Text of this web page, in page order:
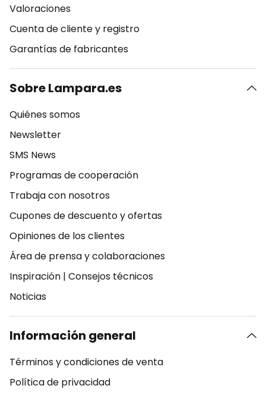
Valoraciones
Cuenta de cliente y registro
Garantías de fabricantes
Sobre Lampara.es
Quiénes somos
Newsletter
SMS News
Programas de cooperación
Trabaja con nosotros
Cupones de descuento y ofertas
Opiniones de los clientes
Área de prensa y colaboraciones
Inspiración | Consejos técnicos
Noticias
Información general
Términos y condiciones de venta
Política de privacidad